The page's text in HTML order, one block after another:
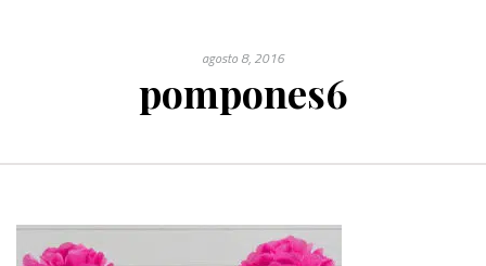
agosto 8, 2016
pompones6